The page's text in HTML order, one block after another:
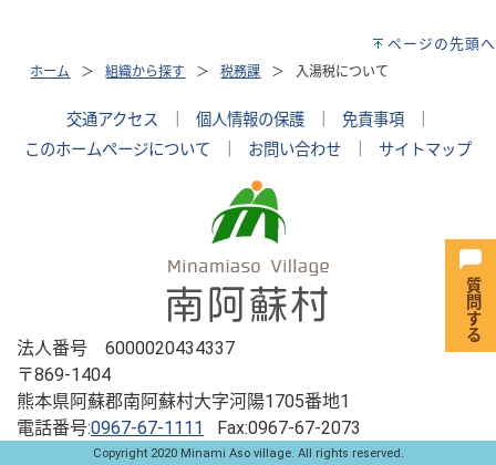
ページの先頭へ
ホーム 組織から探す 税務課 入湯税について
交通アクセス 個人情報の保護 免責事項
このホームページについて
お問い合わせ サイトマップ
法人番号 6000020434337
〒869-1404
熊本県阿蘇郡南阿蘇村大字河陽1705番地1
電話番号:0967-67-1111 Fax:0967-67-2073
Copyright 2020 Minami Aso village. All rights reserved.